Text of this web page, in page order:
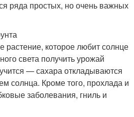
ряда простых, но очень важных
которое любит солнце
света получить урожай
— сахара откладываются
солнца. Кроме того, прохлада и
заболевания, гниль и